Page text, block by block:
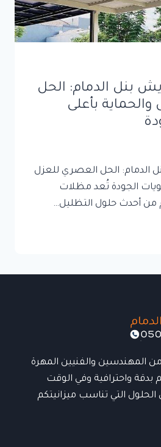
بنل الدمام: الحل
بأعلى
الحل العصري للعزل
الجودة تُعد مظلات
من أحدث حلول التظليل…
والفنيين المهرة
واحترافية وفي الوقت
التي تناسب ميزانيتكم